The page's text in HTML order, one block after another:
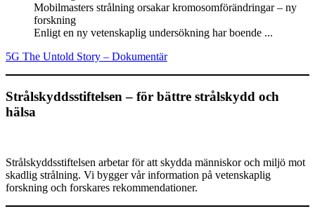
Mobilmasters strålning orsakar kromosomförändringar – ny
forskning
Enligt en ny vetenskaplig undersökning har boende ...
5G The Untold Story – Dokumentär
Strålskyddsstiftelsen – för bättre strålskydd och
hälsa
Strålskyddsstiftelsen arbetar för att skydda människor och miljö mot
skadlig strålning. Vi bygger vår information på vetenskaplig
forskning och forskares rekommendationer.